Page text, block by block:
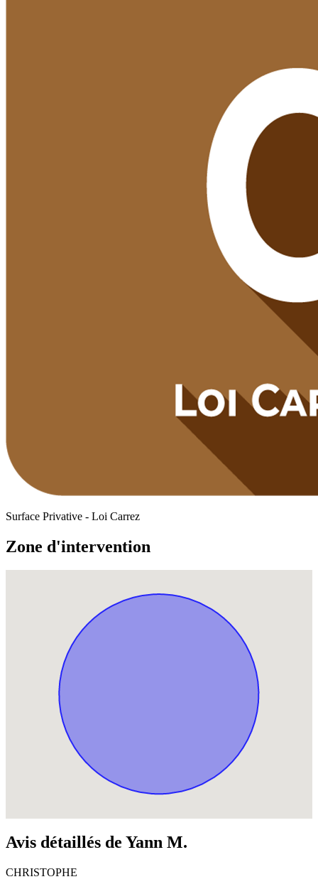
Surface Privative - Loi Carrez
Zone d'intervention
Avis détaillés de Yann M.
CHRISTOPHE